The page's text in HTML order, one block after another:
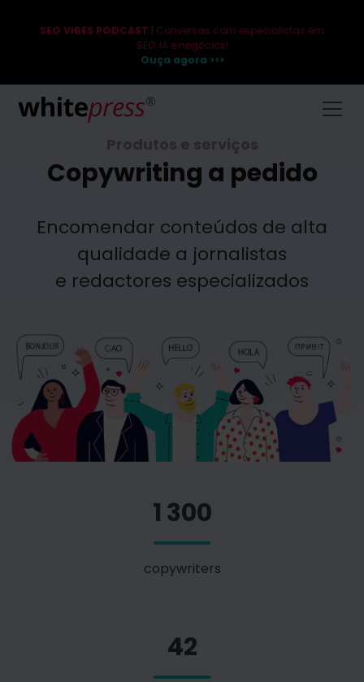
SEO VIBES PODCAST | Conversas com especialistas em
SEO, IA e negócios!
Ouça agora >>>
Produtos e serviços
Copywriting a pedido
Encomendar conteúdos de alta
qualidade a jornalistas
e redactores especializados
1 300
copywriters
42